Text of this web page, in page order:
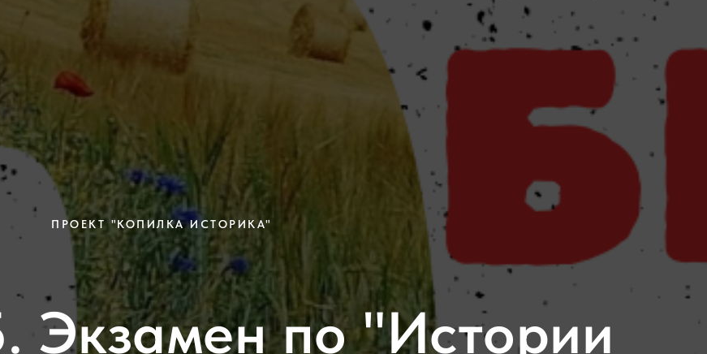
ПРОЕКТ "КОПИЛКА ИСТОРИКА"
Экзамен по "Истории